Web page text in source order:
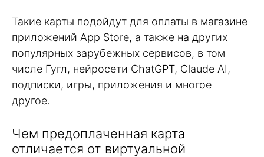
Такие карты подойдут для оплаты в магазине
приложений App Store, а также на других
популярных зарубежных сервисов, в том
числе Гугл, нейросети ChatGPT, Claude AI,
подписки, игры, приложения и многое
другое.
Чем предоплаченная карта
отличается от виртуальной